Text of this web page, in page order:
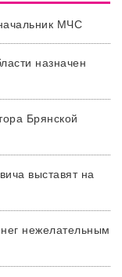
МЧС
назначен
Брянской
выставят на
нежелательным